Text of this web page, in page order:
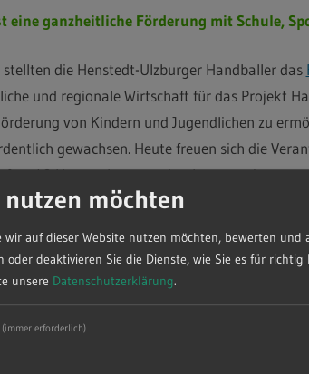
eine ganzheitliche Förderung mit Schule,
stellten die Henstedt-Ulzburger Handballer das
und regionale Wirtschaft für das Projekt
von Kindern und Jugendlichen zu
gewachsen. Heute freuen sich die
40 Unternehmen und es kommen immer
Sponsor-Beziehung von Geld und
Förderung eine herausragende
die Förderung von jungen
mit unseren Partnern
im FROGS-
möchten
wir auf dieser Website nutzen möchten, bewerten und
oder deaktivieren Sie die Dienste, wie Sie es für richtig
unsere Datenschutzerklärung.
(immer erforderlich)